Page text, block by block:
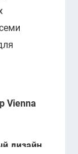
Vienna
дизайн